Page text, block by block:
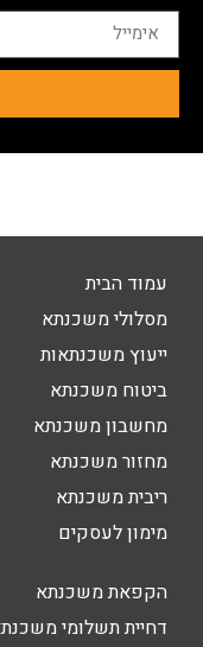
עמוד הבית
מסלולי משכנתא
ייעוץ משכנתאות
ביטוח משכנתא
מחשבון משכנתא
מחזור משכנתא
ריבית משכנתא
מימון לעסקים
הקפאת משכנתא
דחיית תשלומי